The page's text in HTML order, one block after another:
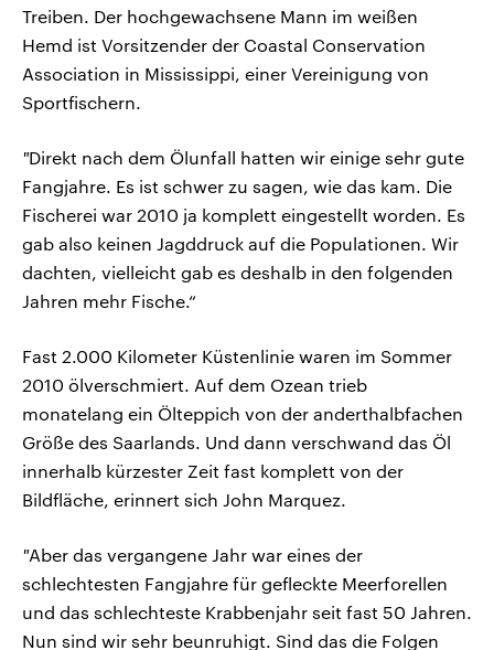
Treiben. Der hochgewachsene Mann im weißen
Hemd ist Vorsitzender der Coastal Conservation
Association in Mississippi, einer Vereinigung von
Sportfischern.
"Direkt nach dem Ölunfall hatten wir einige sehr gute
Fangjahre. Es ist schwer zu sagen, wie das kam. Die
Fischerei war 2010 ja komplett eingestellt worden. Es
gab also keinen Jagddruck auf die Populationen. Wir
dachten, vielleicht gab es deshalb in den folgenden
Jahren mehr Fische.“
Fast 2.000 Kilometer Küstenlinie waren im Sommer
2010 ölverschmiert. Auf dem Ozean trieb
monatelang ein Ölteppich von der anderthalbfachen
Größe des Saarlands. Und dann verschwand das Öl
innerhalb kürzester Zeit fast komplett von der
Bildfläche, erinnert sich John Marquez.
"Aber das vergangene Jahr war eines der
schlechtesten Fangjahre für gefleckte Meerforellen
und das schlechteste Krabbenjahr seit fast 50 Jahren.
Nun sind wir sehr beunruhigt. Sind das die Folgen